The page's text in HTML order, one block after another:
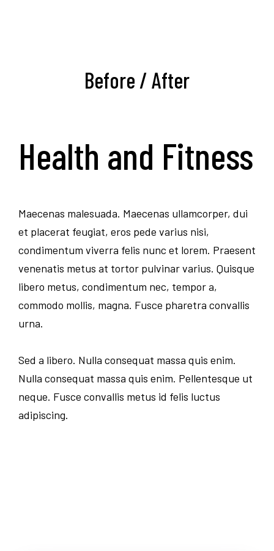
Before / After
Health and Fitness
Maecenas malesuada. Maecenas ullamcorper, dui
et placerat feugiat, eros pede varius nisi,
condimentum viverra felis nunc et lorem. Praesent
venenatis metus at tortor pulvinar varius. Quisque
libero metus, condimentum nec, tempor a,
commodo mollis, magna. Fusce pharetra convallis
urna.
Sed a libero. Nulla consequat massa quis enim.
Nulla consequat massa quis enim. Pellentesque ut
neque. Fusce convallis metus id felis luctus
adipiscing.